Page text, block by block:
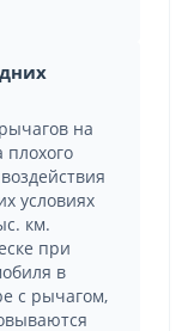
на
плохого
условиях
км.
при
в
с рычагом,